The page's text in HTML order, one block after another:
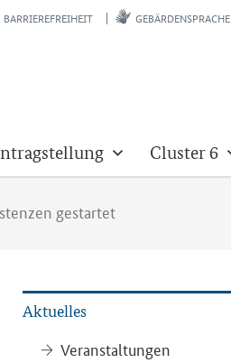
BARRIEREFREIHEIT GEBÄRDENSPRACHE
Cluster 6
gestartet
Ak­tu­el­les
Ver­an­stal­tun­gen